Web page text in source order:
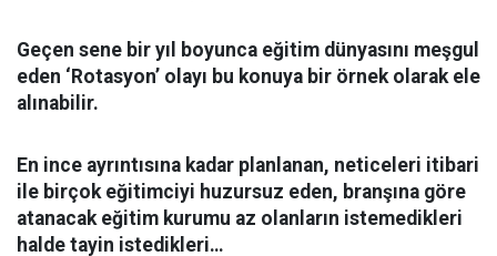
Geçen sene bir yıl boyunca eğitim dünyasını meşgul
eden ‘Rotasyon’ olayı bu konuya bir örnek olarak ele
alınabilir.
En ince ayrıntısına kadar planlanan, neticeleri itibari
ile birçok eğitimciyi huzursuz eden, branşına göre
atanacak eğitim kurumu az olanların istemedikleri
halde tayin istedikleri…